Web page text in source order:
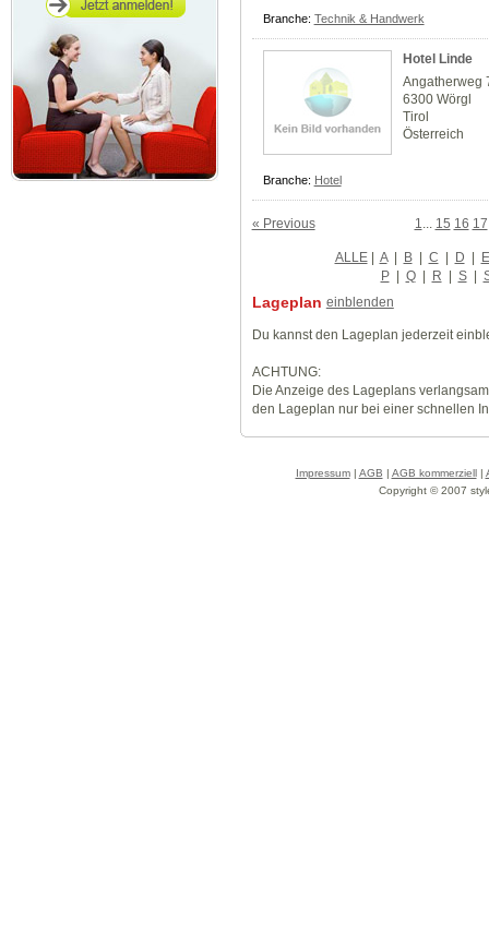
Branche: Technik & Handwerk
Hotel Linde
Angatherweg
6300 Wörgl
Tirol
Österreich
Branche: Hotel
« Previous 1 15 16 17
ALLE| A | B | C | D | E
P | Q | R | S |
Lageplan einblenden
Du kannst den Lageplan jederzeit
ACHTUNG:
Die Anzeige des Lageplans
den Lageplan nur bei einer schnellen
Impressum| AGB | AGB kommerziell|
Copyright © 2007